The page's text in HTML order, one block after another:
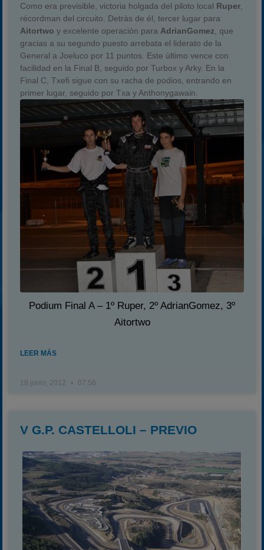
Como era previsible, victoria holgada del piloto local Ruper
récordman del circuito. Detràs de él, tercer lugar para
Aitortwo y excelente operaciòn para AdrianGomez , que
gracias a su segundo puesto arrebata el liderato de la
General a Joeluco por 11 puntos. Este ùltimo vence con
facilidad en la Final B, seguido por Turbox y Arky. En la
Final C, Txefi sigue con su racha de podios, entrando en
primer lugar, seguido por Txa y Anthonygawain.
Podium Final A – 1º Ruper, 2º AdrianGomez, 3º
Aitortwo
LEER MÁS
18 junio, 2012 07:56
V G.P. CASTELLOLI – PREVIO